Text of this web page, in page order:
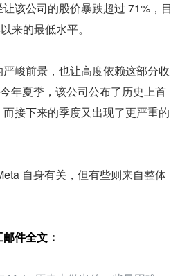
该公司的股价暴跌超过 71%，目
来的最低水平。
峻前景，也让高度依赖这部分收
年夏季，该公司公布了历史上首
接下来的季度又出现了更严重的
自身有关，但有些则来自整体
件全文：